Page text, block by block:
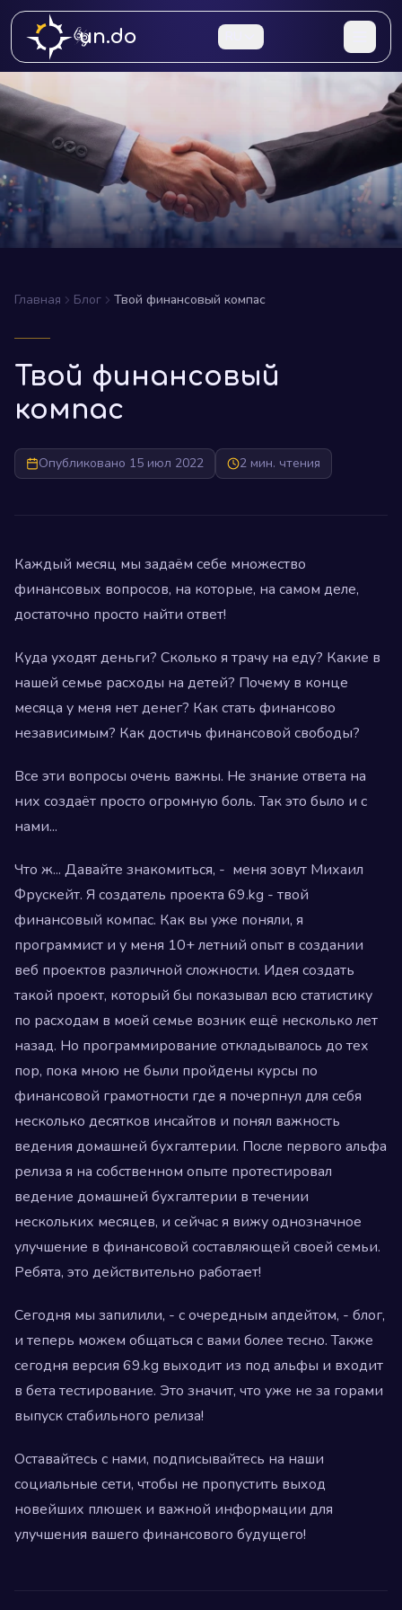
un.do
Главная Блог Твой финансовый компас
Твой финансовый
компас
Опубликовано 15 июл 2022 2 мин. чтения
Каждый месяц мы задаём себе множество
финансовых вопросов, на которые, на самом деле,
достаточно просто найти ответ!
Куда уходят деньги? Сколько я трачу на еду? Какие в
нашей семье расходы на детей? Почему в конце
месяца у меня нет денег? Как стать финансово
независимым? Как достичь финансовой свободы?
Все эти вопросы очень важны. Не знание ответа на
них создаёт просто огромную боль. Так это было и с
нами...
Что ж... Давайте знакомиться, - меня зовут Михаил
Фрускейт. Я создатель проекта 69.kg - твой
финансовый компас. Как вы уже поняли, я
программист и у меня 10+ летний опыт в создании
веб проектов различной сложности. Идея создать
такой проект, который бы показывал всю статистику
по расходам в моей семье возник ещё несколько лет
назад. Но программирование откладывалось до тех
пор, пока мною не были пройдены курсы по
финансовой грамотности где я почерпнул для себя
несколько десятков инсайтов и понял важность
ведения домашней бухгалтерии. После первого альфа
релиза я на собственном опыте протестировал
ведение домашней бухгалтерии в течении
нескольких месяцев, и сейчас я вижу однозначное
улучшение в финансовой составляющей своей семьи.
Ребята, это действительно работает!
Сегодня мы запилили, - с очередным апдейтом, - блог,
и теперь можем общаться с вами более тесно. Также
сегодня версия 69.kg выходит из под альфы и входит
в бета тестирование. Это значит, что уже не за горами
выпуск стабильного релиза!
Оставайтесь с нами, подписывайтесь на наши
социальные сети, чтобы не пропустить выход
новейших плюшек и важной информации для
улучшения вашего финансового будущего!